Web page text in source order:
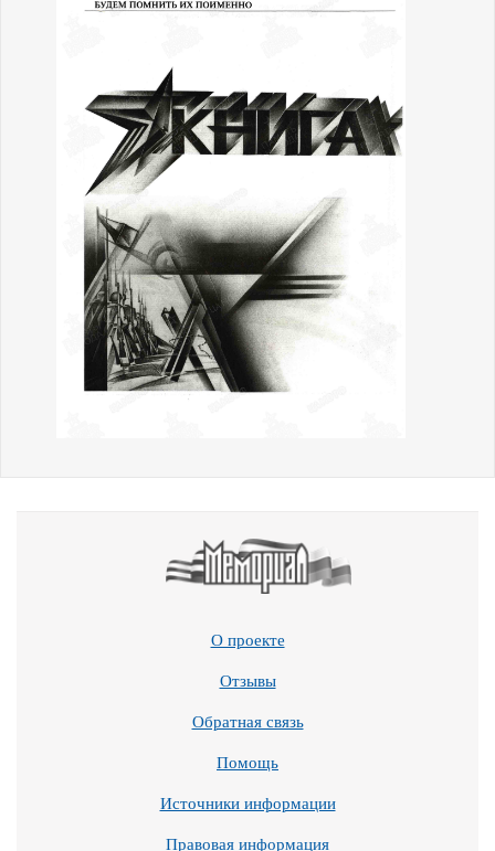
О проекте
Отзывы
Обратная связь
Помощь
Источники информации
Правовая информация